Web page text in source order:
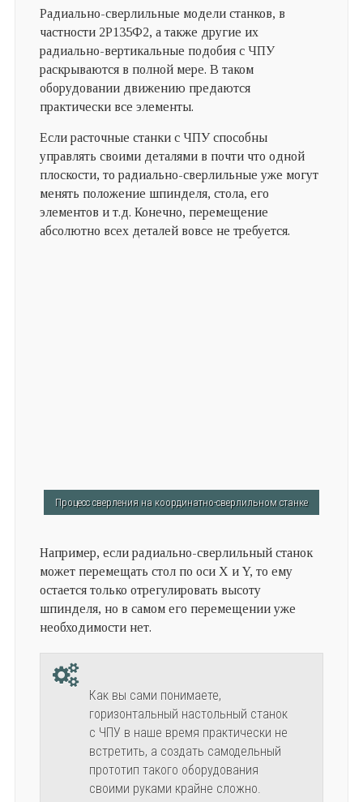
Радиально-сверлильные модели станков, в
частности 2Р135Ф2, а также другие их
радиально-вертикальные подобия с ЧПУ
раскрываются в полной мере. В таком
оборудовании движению предаются
практически все элементы.
Если расточные станки с ЧПУ способны
управлять своими деталями в почти что одной
плоскости, то радиально-сверлильные уже могут
менять положение шпинделя, стола, его
элементов и т.д. Конечно, перемещение
абсолютно всех деталей вовсе не требуется.
Процесс сверления на координатно-сверлильном станке
Например, если радиально-сверлильный станок
может перемещать стол по оси X и Y, то ему
остается только отрегулировать высоту
шпинделя, но в самом его перемещении уже
необходимости нет.
Как вы сами понимаете,
горизонтальный настольный станок
с ЧПУ в наше время практически не
встретить, а создать самодельный
прототип такого оборудования
своими руками крайне сложно.